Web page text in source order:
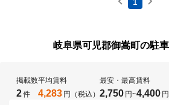
岐阜県可児郡御嵩町の駐
掲載数
2件
平均賃料
4,283 円（税込）
最安・最高賃料
2,750 円~4,400 円